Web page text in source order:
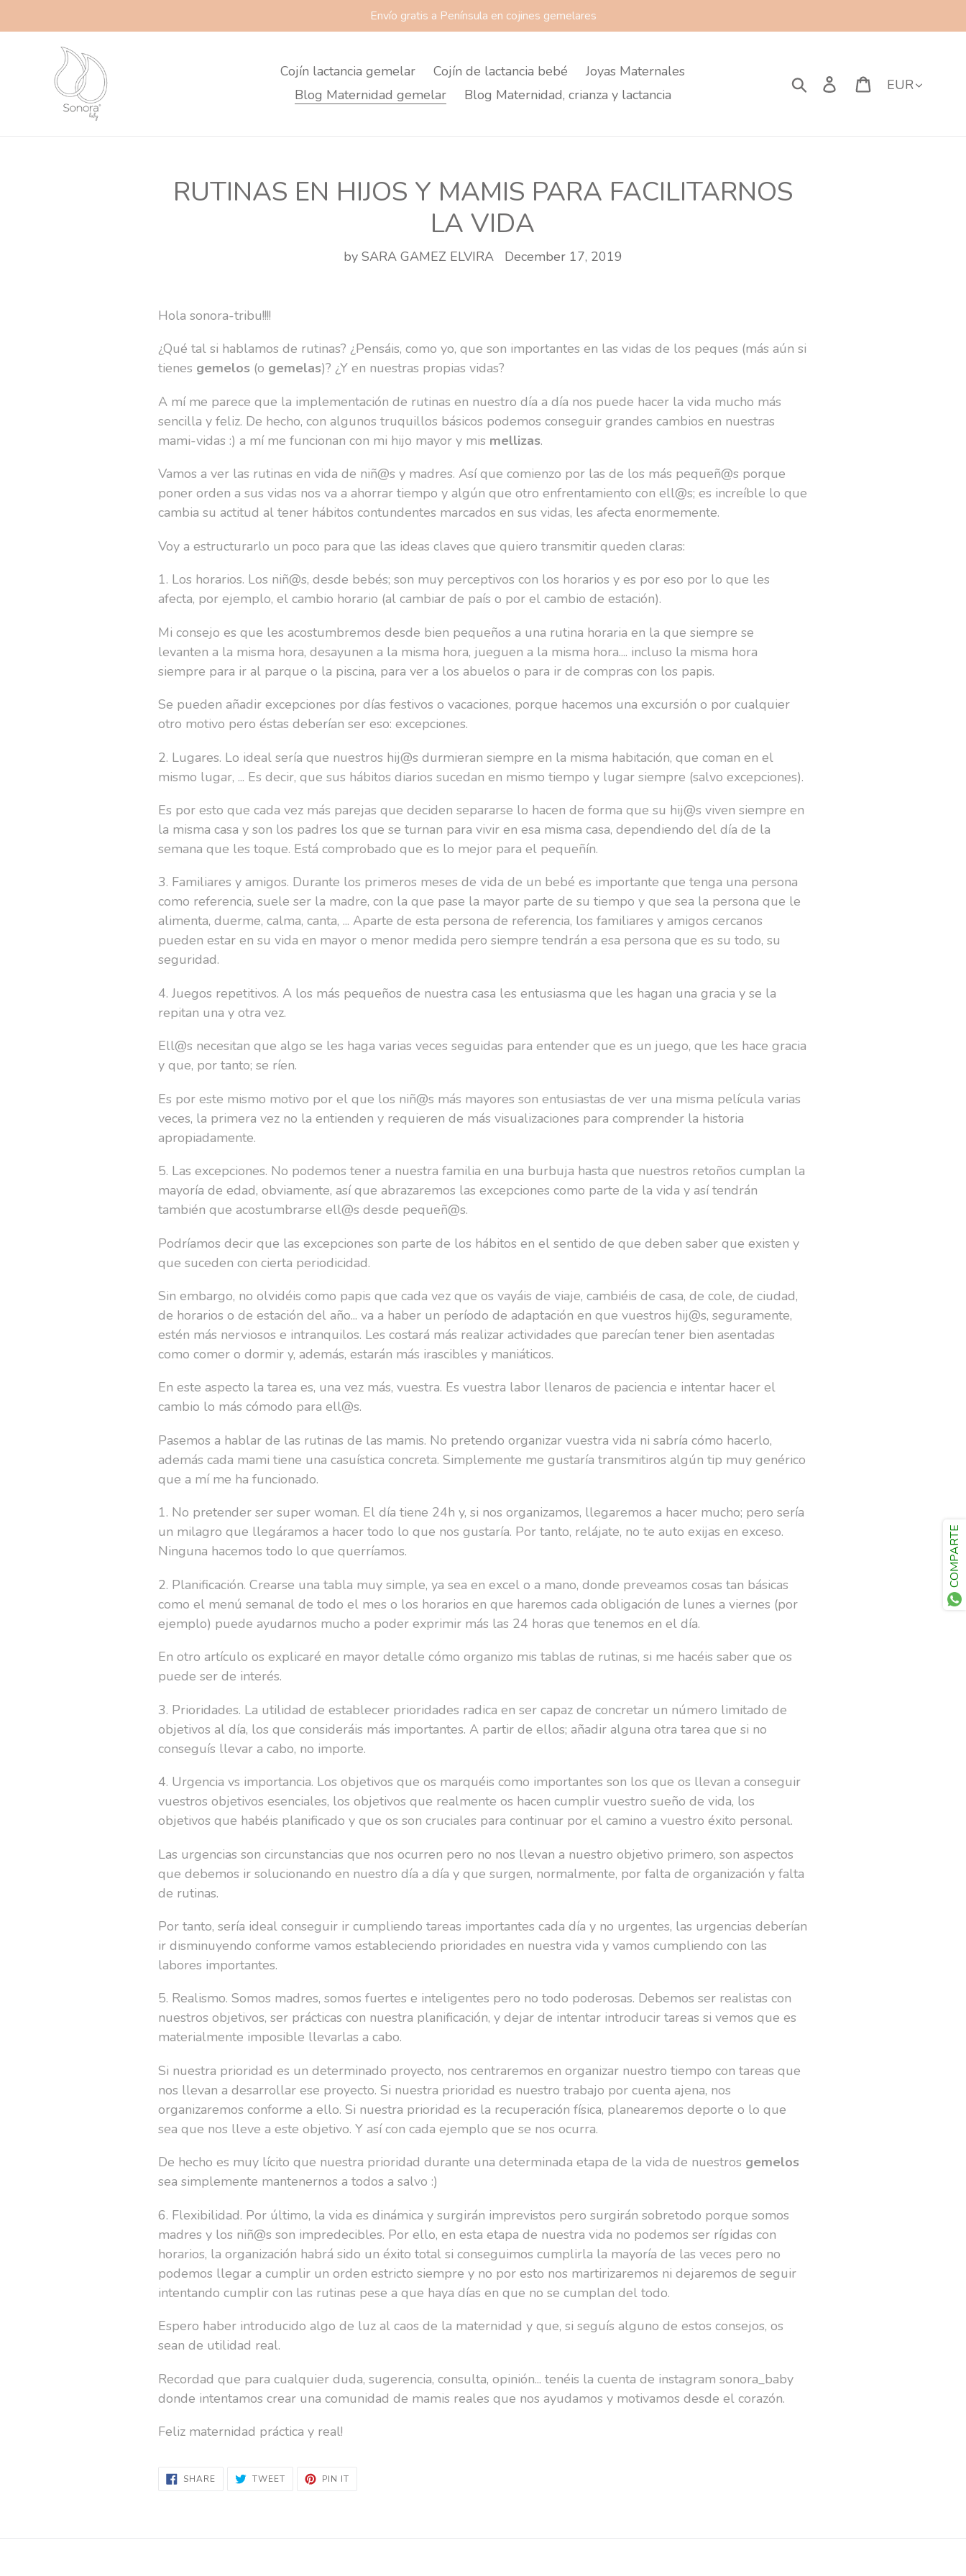
to
Envío gratis a Península en cojines gemelares
Cojín lactancia gemelar Cojín de lactancia bebé
Joyas Maternales
Blog Maternidad gemelar
Blog Maternidad, crianza y lactancia
Search Log in CartCurrency
RUTINAS EN HIJOS Y MAMIS PARA FACILITARNOS
LA VIDA
by SARA GAMEZ ELVIRA December 17, 2019
Hola sonora-tribu!!!!
¿Qué tal si hablamos de rutinas? ¿Pensáis, como yo, que son importantes en las vidas de los peques (más aún si
tienes gemelos (o gemelas)? ¿Y en nuestras propias vidas?
A mí me parece que la implementación de rutinas en nuestro día a día nos puede hacer la vida mucho más
sencilla y feliz. De hecho, con algunos truquillos básicos podemos conseguir grandes cambios en nuestras
mami-vidas :) a mí me funcionan con mi hijo mayor y mis mellizas.
Vamos a ver las rutinas en vida de niñ@s y madres. Así que comienzo por las de los más pequeñ@s porque
poner orden a sus vidas nos va a ahorrar tiempo y algún que otro enfrentamiento con ell@s; es increíble lo que
cambia su actitud al tener hábitos contundentes marcados en sus vidas, les afecta enormemente.
Voy a estructurarlo un poco para que las ideas claves que quiero transmitir queden claras:
1. Los horarios. Los niñ@s, desde bebés; son muy perceptivos con los horarios y es por eso por lo que les
afecta, por ejemplo, el cambio horario (al cambiar de país o por el cambio de estación).
Mi consejo es que les acostumbremos desde bien pequeños a una rutina horaria en la que siempre se
levanten a la misma hora, desayunen a la misma hora, jueguen a la misma hora.... incluso la misma hora
siempre para ir al parque o la piscina, para ver a los abuelos o para ir de compras con los papis.
Se pueden añadir excepciones por días festivos o vacaciones, porque hacemos una excursión o por cualquier
otro motivo pero éstas deberían ser eso: excepciones.
2. Lugares. Lo ideal sería que nuestros hij@s durmieran siempre en la misma habitación, que coman en el
mismo lugar, ... Es decir, que sus hábitos diarios sucedan en mismo tiempo y lugar siempre (salvo excepciones).
Es por esto que cada vez más parejas que deciden separarse lo hacen de forma que su hij@s viven siempre en
la misma casa y son los padres los que se turnan para vivir en esa misma casa, dependiendo del día de la
semana que les toque. Está comprobado que es lo mejor para el pequeñín.
3. Familiares y amigos. Durante los primeros meses de vida de un bebé es importante que tenga una persona
como referencia, suele ser la madre, con la que pase la mayor parte de su tiempo y que sea la persona que le
alimenta, duerme, calma, canta, ... Aparte de esta persona de referencia, los familiares y amigos cercanos
pueden estar en su vida en mayor o menor medida pero siempre tendrán a esa persona que es su todo, su
seguridad.
4. Juegos repetitivos. A los más pequeños de nuestra casa les entusiasma que les hagan una gracia y se la
repitan una y otra vez.
Ell@s necesitan que algo se les haga varias veces seguidas para entender que es un juego, que les hace gracia
y que, por tanto; se ríen.
Es por este mismo motivo por el que los niñ@s más mayores son entusiastas de ver una misma película varias
veces, la primera vez no la entienden y requieren de más visualizaciones para comprender la historia
apropiadamente.
5. Las excepciones. No podemos tener a nuestra familia en una burbuja hasta que nuestros retoños cumplan la
mayoría de edad, obviamente, así que abrazaremos las excepciones como parte de la vida y así tendrán
también que acostumbrarse ell@s desde pequeñ@s.
Podríamos decir que las excepciones son parte de los hábitos en el sentido de que deben saber que existen y
que suceden con cierta periodicidad.
Sin embargo, no olvidéis como papis que cada vez que os vayáis de viaje, cambiéis de casa, de cole, de ciudad,
de horarios o de estación del año... va a haber un período de adaptación en que vuestros hij@s, seguramente,
estén más nerviosos e intranquilos. Les costará más realizar actividades que parecían tener bien asentadas
como comer o dormir y, además, estarán más irascibles y maniáticos.
En este aspecto la tarea es, una vez más, vuestra. Es vuestra labor llenaros de paciencia e intentar hacer el
cambio lo más cómodo para ell@s.
Pasemos a hablar de las rutinas de las mamis. No pretendo organizar vuestra vida ni sabría cómo hacerlo,
además cada mami tiene una casuística concreta. Simplemente me gustaría transmitiros algún tip muy genérico
que a mí me ha funcionado.
1. No pretender ser super woman. El día tiene 24h y, si nos organizamos, llegaremos a hacer mucho; pero sería
un milagro que llegáramos a hacer todo lo que nos gustaría. Por tanto, relájate, no te auto exijas en exceso.
Ninguna hacemos todo lo que querríamos.
2. Planificación. Crearse una tabla muy simple, ya sea en excel o a mano, donde preveamos cosas tan básicas
como el menú semanal de todo el mes o los horarios en que haremos cada obligación de lunes a viernes (por
ejemplo) puede ayudarnos mucho a poder exprimir más las 24 horas que tenemos en el día.
En otro artículo os explicaré en mayor detalle cómo organizo mis tablas de rutinas, si me hacéis saber que os
puede ser de interés.
3. Prioridades. La utilidad de establecer prioridades radica en ser capaz de concretar un número limitado de
objetivos al día, los que consideráis más importantes. A partir de ellos; añadir alguna otra tarea que si no
conseguís llevar a cabo, no importe.
4. Urgencia vs importancia. Los objetivos que os marquéis como importantes son los que os llevan a conseguir
vuestros objetivos esenciales, los objetivos que realmente os hacen cumplir vuestro sueño de vida, los
objetivos que habéis planificado y que os son cruciales para continuar por el camino a vuestro éxito personal.
Las urgencias son circunstancias que nos ocurren pero no nos llevan a nuestro objetivo primero, son aspectos
que debemos ir solucionando en nuestro día a día y que surgen, normalmente, por falta de organización y falta
de rutinas.
Por tanto, sería ideal conseguir ir cumpliendo tareas importantes cada día y no urgentes, las urgencias deberían
ir disminuyendo conforme vamos estableciendo prioridades en nuestra vida y vamos cumpliendo con las
labores importantes.
5. Realismo. Somos madres, somos fuertes e inteligentes pero no todo poderosas. Debemos ser realistas con
nuestros objetivos, ser prácticas con nuestra planificación, y dejar de intentar introducir tareas si vemos que es
materialmente imposible llevarlas a cabo.
Si nuestra prioridad es un determinado proyecto, nos centraremos en organizar nuestro tiempo con tareas que
nos llevan a desarrollar ese proyecto. Si nuestra prioridad es nuestro trabajo por cuenta ajena, nos
organizaremos conforme a ello. Si nuestra prioridad es la recuperación física, planearemos deporte o lo que
sea que nos lleve a este objetivo. Y así con cada ejemplo que se nos ocurra.
De hecho es muy lícito que nuestra prioridad durante una determinada etapa de la vida de nuestros gemelos
sea simplemente mantenernos a todos a salvo :)
6. Flexibilidad. Por último, la vida es dinámica y surgirán imprevistos pero surgirán sobretodo porque somos
madres y los niñ@s son impredecibles. Por ello, en esta etapa de nuestra vida no podemos ser rígidas con
horarios, la organización habrá sido un éxito total si conseguimos cumplirla la mayoría de las veces pero no
podemos llegar a cumplir un orden estricto siempre y no por esto nos martirizaremos ni dejaremos de seguir
intentando cumplir con las rutinas pese a que haya días en que no se cumplan del todo.
Espero haber introducido algo de luz al caos de la maternidad y que, si seguís alguno de estos consejos, os
sean de utilidad real.
Recordad que para cualquier duda, sugerencia, consulta, opinión... tenéis la cuenta de instagram sonora_baby
donde intentamos crear una comunidad de mamis reales que nos ayudamos y motivamos desde el corazón.
Feliz maternidad práctica y real!
SHARE SHARE TWEETTWEET PIN ITPIN
COMPARTE